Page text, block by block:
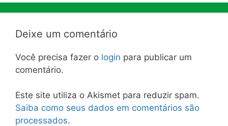
Deixe um comentário
Você precisa fazer o login para publicar um
comentário.
Este site utiliza o Akismet para reduzir spam.
Saiba como seus dados em comentários são
processados.